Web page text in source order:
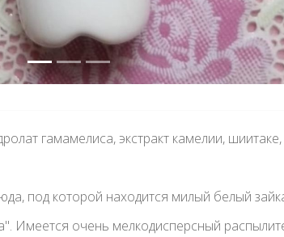
гамамелиса, экстракт камелии,
под которой находится милый белый
Имеется очень мелкодисперсный